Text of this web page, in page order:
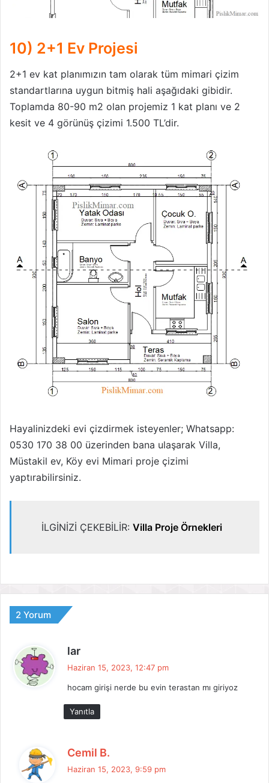
10) 2+1 Ev Projesi
2+1 ev kat planımızın tam olarak tüm mimari çizim
standartlarına uygun bitmiş hali aşağıdaki gibidir.
Toplamda 80-90 m2 olan projemiz 1 kat planı ve 2
kesit ve 4 görünüş çizimi 1.500 TL’dir.
Hayalinizdeki evi çizdirmek isteyenler; Whatsapp:
0530 170 38 00 üzerinden bana ulaşarak Villa,
Müstakil ev, Köy evi Mimari proje çizimi
yaptırabilirsiniz.
İLGİNİZİ ÇEKEBİLİR: Villa Proje Örnekleri
2 Yorum
lar
i
k
i
Haziran 15, 2023, 12:47 pm
hocam girişi nerde bu evin terastan mı giriyoz
Yanıtla
Cemil B.
Haziran 15, 2023, 9:59 pm